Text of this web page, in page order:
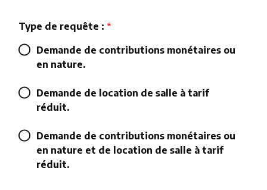
Type de requête :
Demande de contributions monétaires ou
en nature.
Demande de location de salle à tarif
réduit.
Demande de contributions monétaires ou
en nature et de location de salle à tarif
réduit.